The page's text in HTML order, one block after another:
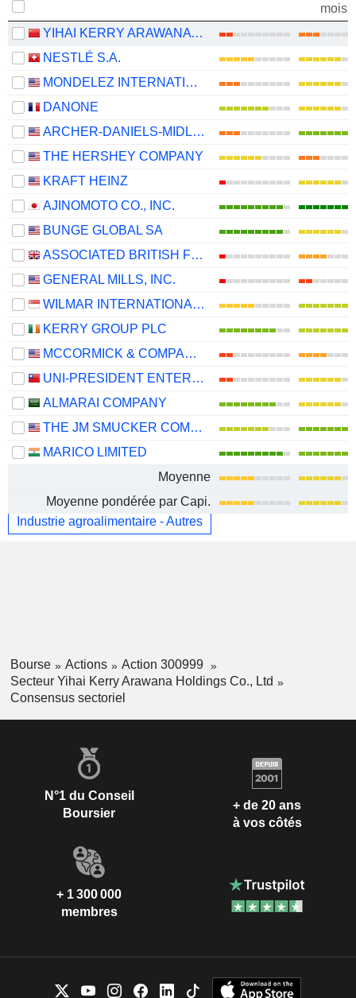
mois
YIHAI KERRY ARAWANA HOLDINGS CO., LTD
NESTLÉ S.A.
MONDELEZ INTERNATIONAL, INC.
DANONE
ARCHER-DANIELS-MIDLAND COMPANY
THE HERSHEY COMPANY
KRAFT HEINZ
AJINOMOTO CO., INC.
BUNGE GLOBAL SA
ASSOCIATED BRITISH FOODS PLC
GENERAL MILLS, INC.
WILMAR INTERNATIONAL LIMITED
KERRY GROUP PLC
MCCORMICK & COMPANY, INCORPORATED
UNI-PRESIDENT ENTERPRISES CORP.
ALMARAI COMPANY
THE JM SMUCKER COMPANY
MARICO LIMITED
Moyenne
Moyenne pondérée par Capi.
Industrie agroalimentaire - Autres
Bourse Actions
Action 300999
Secteur Yihai Kerry Arawana Holdings Co., Ltd
Consensus sectoriel
N°1 du Conseil
Boursier
+ de 20 ans
à vos côtés
+ 1 300 000
membres